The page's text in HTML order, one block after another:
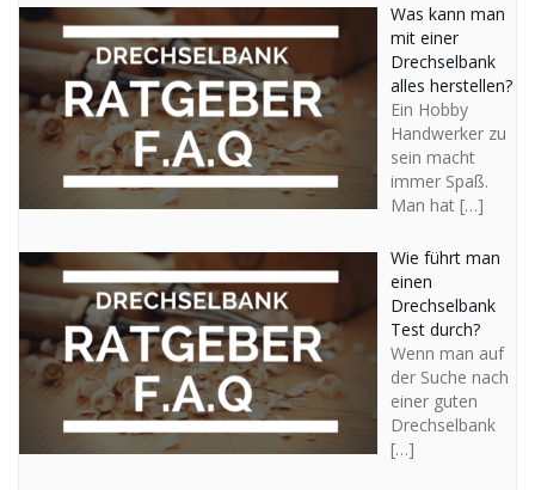
Was kann man
mit einer
Drechselbank
alles herstellen?
Ein Hobby
Handwerker zu
sein macht
immer Spaß.
Man hat […]
Wie führt man
einen
Drechselbank
Test durch?
Wenn man auf
der Suche nach
einer guten
Drechselbank
[…]